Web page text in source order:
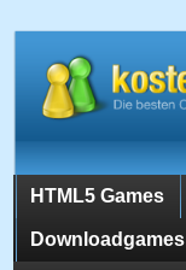
HTML5 Games
Downloadgames